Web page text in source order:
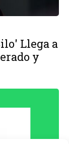
Llega a
y